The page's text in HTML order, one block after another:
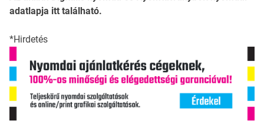
adatlapja itt található.
*Hirdetés